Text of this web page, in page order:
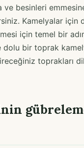
ve besinleri
Kamelyalar için
için temel bir
bir toprak
toprakları